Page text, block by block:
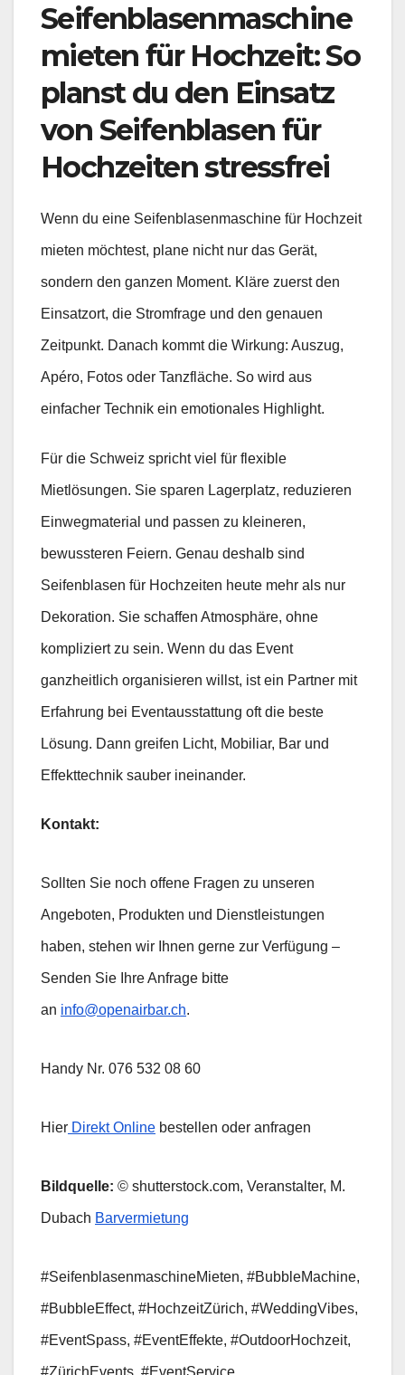
Seifenblasenmaschine
mieten für Hochzeit: So
planst du den Einsatz
von Seifenblasen für
Hochzeiten stressfrei
Wenn du eine Seifenblasenmaschine für Hochzeit
mieten möchtest, plane nicht nur das Gerät,
sondern den ganzen Moment. Kläre zuerst den
Einsatzort, die Stromfrage und den genauen
Zeitpunkt. Danach kommt die Wirkung: Auszug,
Apéro, Fotos oder Tanzfläche. So wird aus
einfacher Technik ein emotionales Highlight.
Für die Schweiz spricht viel für flexible
Mietlösungen. Sie sparen Lagerplatz, reduzieren
Einwegmaterial und passen zu kleineren,
bewussteren Feiern. Genau deshalb sind
Seifenblasen für Hochzeiten heute mehr als nur
Dekoration. Sie schaffen Atmosphäre, ohne
kompliziert zu sein. Wenn du das Event
ganzheitlich organisieren willst, ist ein Partner mit
Erfahrung bei Eventausstattung oft die beste
Lösung. Dann greifen Licht, Mobiliar, Bar und
Effekttechnik sauber ineinander.
Kontakt:
Sollten Sie noch offene Fragen zu unseren
Angeboten, Produkten und Dienstleistungen
haben, stehen wir Ihnen gerne zur Verfügung –
Senden Sie Ihre Anfrage bitte
an info@openairbar.ch.
Handy Nr. 076 532 08 60
Hier Direkt Online bestellen oder anfragen
Bildquelle: © shutterstock.com, Veranstalter, M.
Dubach Barvermietung
#SeifenblasenmaschineMieten, #BubbleMachine,
#BubbleEffect, #HochzeitZürich, #WeddingVibes,
#EventSpass, #EventEffekte, #OutdoorHochzeit,
#ZürichEvents, #EventService